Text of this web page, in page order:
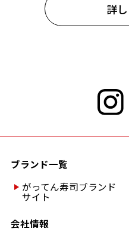
詳
ブランド一覧
がってん寿司ブランド
サイト
会社情報